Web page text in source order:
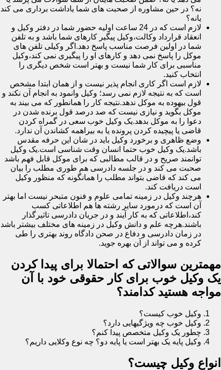
نه؟ در حین مشاوره از صحبت های شما یاداشت برداری می کند
یانه؟
لازم است که در 24 ساعت اولیه حضور شما در دفتر وکیل و
انعقاد قرارداد وکالت،وکیل پیگیر کارهای شما باشد و به تلفن
شما در اولین فرصت مناسب پاسخ دهد.اگر وکیلی تلفن های
موکل را پاسخ نمی دهد و کارهای او را پیگیری نمی کند،وکیل
مناسبی برای کار شما نیست و بهتر است شخص دیگری را
انتخاب کنید.
لازم است اگر کاری انجام پذیر نیست و از همان ابتدا مشخص
است که به نتیجه لازم نمی رسد؛ وکیل وانمود به انجام آن نکند و
قول بیهوده به موکل ندهد.نتیجه کار را همانطور که می بیند به
موکل بگوید و نیازی نیست که صد درصد قول برنده شدن در
دعوا را به موکل بدهد.یک وکیل خوب سعی در گمراه کردن
قاضی یا پیچیده کردن پرونده یا به بیراهمه کشاندن آن ندارد.
وضع ظاهری و برخورد وکیل باید در شان این حرفه مقدس
باشد.یک وکیل خوب حتما انسان وقت شناسی است.یک وکیل
توانمند صریح و در قالب مطالبی که برای موکل قابل فهم باشد
صحبت می کند و در جلسه دادرسی هم طوری مطلب را بیان
می کند که قاضی بتواند مطلب را همانگونه که منظور وکیل
است دریافت کند.
هرچند وکیل در زمینه تمامی علوم و فنون متبحر نیست اما بهتر
آن است که درمورد سایر رشته ها هم اطلاعاتی کسب
کند،اطلاعاتی که به کار آیند و در جریان دادرسی تاثیرگذار
باشند.هرچه علم و دانش وکیل در زمینه های مختلف بیشتر باشد
در زمان دادرسی و دفاع در صحن دادگاه روند بهتری را طی
کرده و می تواند از آن بهره جوید.
مهمترین سوالاتی که احتمالا برای پیدا کردن
یک وکیل خوب برای کار حقوقی خود با آن
مواجه هستید کدامند؟
وکیل خوب کیست؟
وکیل خوب چه ویژگیهایی دارد؟
چطور یک وکیل متخصص پیدا کنم؟
وکیل پایه یک بهتر است یا پایه دو؟ چه نوع وکلایی داریم؟
انواع وکیل چیست؟